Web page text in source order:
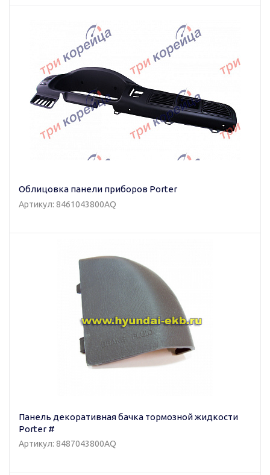
Облицовка панели приборов Porter
Артикул: 8461043800AQ
Панель декоративная бачка тормозной жидкости
Porter #
Артикул: 8487043800AQ